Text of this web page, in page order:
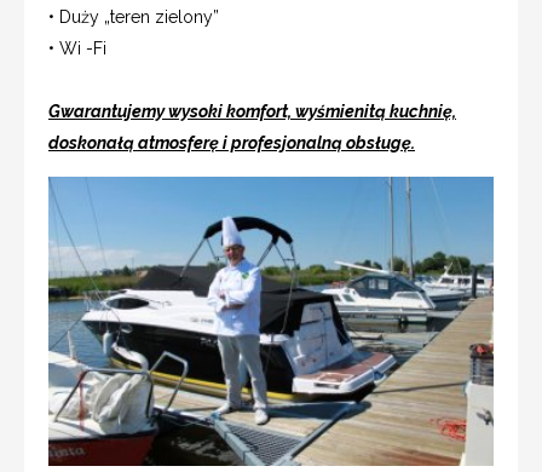
• Duży „teren zielony”
• Wi -Fi
Gwarantujemy wysoki komfort, wyśmienitą kuchnię,
doskonałą atmosferę i profesjonalną obsługę.